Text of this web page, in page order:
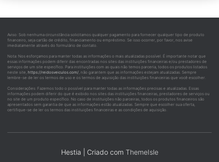
Aviso: Sob nenhuma circunstância solicitamos qualquer pagamento para fornecer qualquer tipo de produto
financeiro, seja cartão de crédito, financiamento ou empréstimo. Se isso ocorrer, por favor, nos avise
imediatamente através do formulário de contato.
Nota: Nos esforçamos para manter todas as informações o mais atualizadas possível. É importante notar que
essas informações podem diferir das encontradas nos sites das instituições financeiras e/ou prestadores de
serviços de um site específico. Para instituições com as quais não temos parceria, todos os produtos listados
neste site, https://reidosveiculos.com/, não garantem que as informações estejam atualizadas. Sempre
lembre-se de ler os termos de uso e os termos de aquisição das instituições financeiras que você escolher.
Considerações: Fazemos todo o possível para manter todas as informações precisas e atualizadas. Essas
informações podem diferir do que é exibido nos sites das instituições financeiras, prestadores de serviços ou
no site de um produto específico. No caso de instituições não parceiras, todos os produtos financeiros são
apresentados sem garantia de que as informações estão atualizadas. Sempre que escolher sua oferta,
certifique-se de ler os termos das instituições financeiras e as condições de aquisição.
Hestia | Criado com ThemeIsle